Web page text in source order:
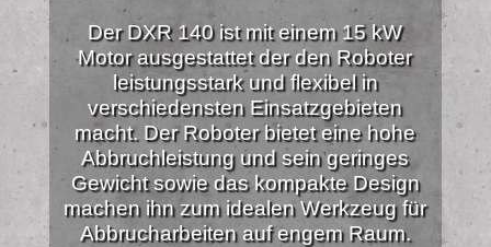
Der DXR 140 ist mit einem 15 kW
Motor ausgestattet der den Roboter
leistungsstark und flexibel in
verschiedensten Einsatzgebieten
macht. Der Roboter bietet eine hohe
Abbruchleistung und sein geringes
Gewicht sowie das kompakte Design
machen ihn zum idealen Werkzeug für
Abbrucharbeiten auf engem Raum.